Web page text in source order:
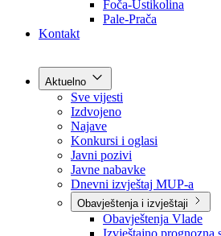
Općine
Kontakt
Aktuelno
Sve vijesti
Izdvojeno
Najave
Konkursi i oglasi
Javni pozivi
Javne nabavke
Dnevni izvještaj MUP-a